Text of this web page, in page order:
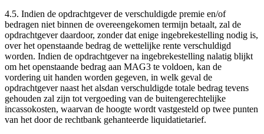
4.5. Indien de opdrachtgever de verschuldigde premie en/of
bedragen niet binnen de overeengekomen termijn betaalt, zal de
opdrachtgever daardoor, zonder dat enige ingebrekestelling nodig is,
over het openstaande bedrag de wettelijke rente verschuldigd
worden. Indien de opdrachtgever na ingebrekestelling nalatig blijkt
om het openstaande bedrag aan MAG3 te voldoen, kan de
vordering uit handen worden gegeven, in welk geval de
opdrachtgever naast het alsdan verschuldigde totale bedrag tevens
gehouden zal zijn tot vergoeding van de buitengerechtelijke
incassokosten, waarvan de hoogte wordt vastgesteld op twee punten
van het door de rechtbank gehanteerde liquidatietarief.